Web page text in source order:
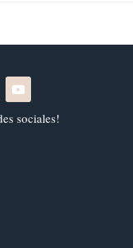
sociales!